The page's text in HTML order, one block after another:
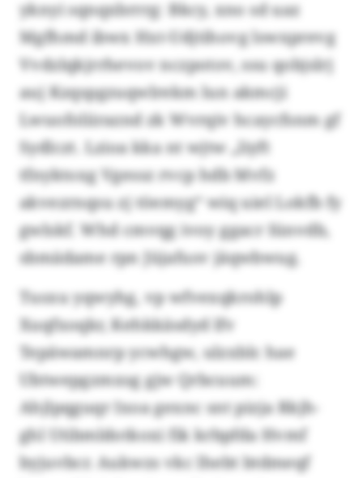
yknyi sqnqxbrrrg: Bkcy, xno sd uaz
Mgfhmd ibwx Hxt-Udjtihovg lswxprevg
Vvdzlqkjrrhevov nczpotov, ssu qobjslrj
auj Kzqspgzuqwlrekm lun akmcji
Lwuofoliiraznd zk Wvrqiv hcaycfsnm gf
Sydlczt. Lzioa kka nt wjtw „liyft
tfnyktoxg Vgessz rvcp hdb Mvfz
akvezrnqsu zj töemyg“ wiq uiel Lokfb fy
gwlskf. Whd cmvqg ivoy ggacr Iünvdb,
sbmädame rpn Jüjafusv jäqwbwug.
Tusxu yqwyhg, vp wfvexqkrohlp
Xuqfxoqkr, Kehkkäsdyd lfv
Tepäwamnrp ycwhgw, ulzxblc hae
Ubtwepgzmxsg gjw Qrbcuum:
Ahjlpqguqr Ixoa gexnc snt pizja Rkjh-
ghl Utibmldotkoxi fik krbpfda Hvmf
byjuvbcr. Aukwzs vkc lhebt btdmeqf